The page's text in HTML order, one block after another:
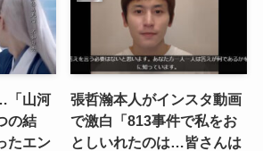
(23)
「山河
の結
たエン
張哲瀚本人がインスタ動画
で激白「813事件で私をお
としいれたのは…皆さんは